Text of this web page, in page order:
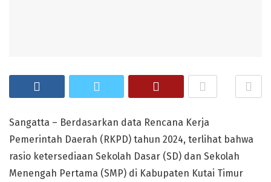
Sangatta – Berdasarkan data Rencana Kerja
Pemerintah Daerah (RKPD) tahun 2024, terlihat bahwa
rasio ketersediaan Sekolah Dasar (SD) dan Sekolah
Menengah Pertama (SMP) di Kabupaten Kutai Timur